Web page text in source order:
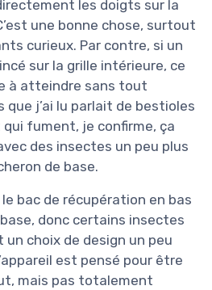
les doigts sur la
une bonne chose, surtout
curieux. Par contre, si un
sur la grille intérieure, ce
à atteindre sans tout
que j’ai lu parlait de bestioles
fument, je confirme, ça
des insectes un peu plus
de base.
bac de récupération en bas
donc certains insectes
un choix de design un peu
est pensé pour être
mais pas totalement